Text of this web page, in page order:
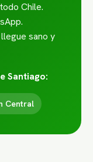
Chile.
sano y
Santiago:
Central